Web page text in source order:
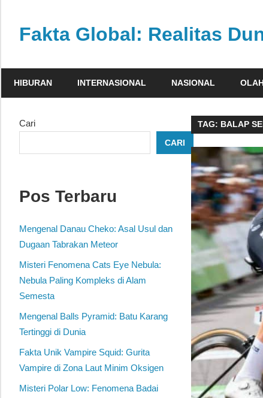
contentFakta Global: Realitas
faktual
berbagai
pandang
HIBURAN INTERNASIONAL NASIONAL
TAG: BALAP
Cari
CARI
Pos Terbaru
Mengenal Danau Cheko: Asal Usul dan
Dugaan Tabrakan Meteor
Misteri Fenomena Cats Eye Nebula:
Nebula Paling Kompleks di Alam
Semesta
Mengenal Balls Pyramid: Batu Karang
Tertinggi di Dunia
Fakta Unik Vampire Squid: Gurita
Vampire di Zona Laut Minim Oksigen
Misteri Polar Low: Fenomena Badai